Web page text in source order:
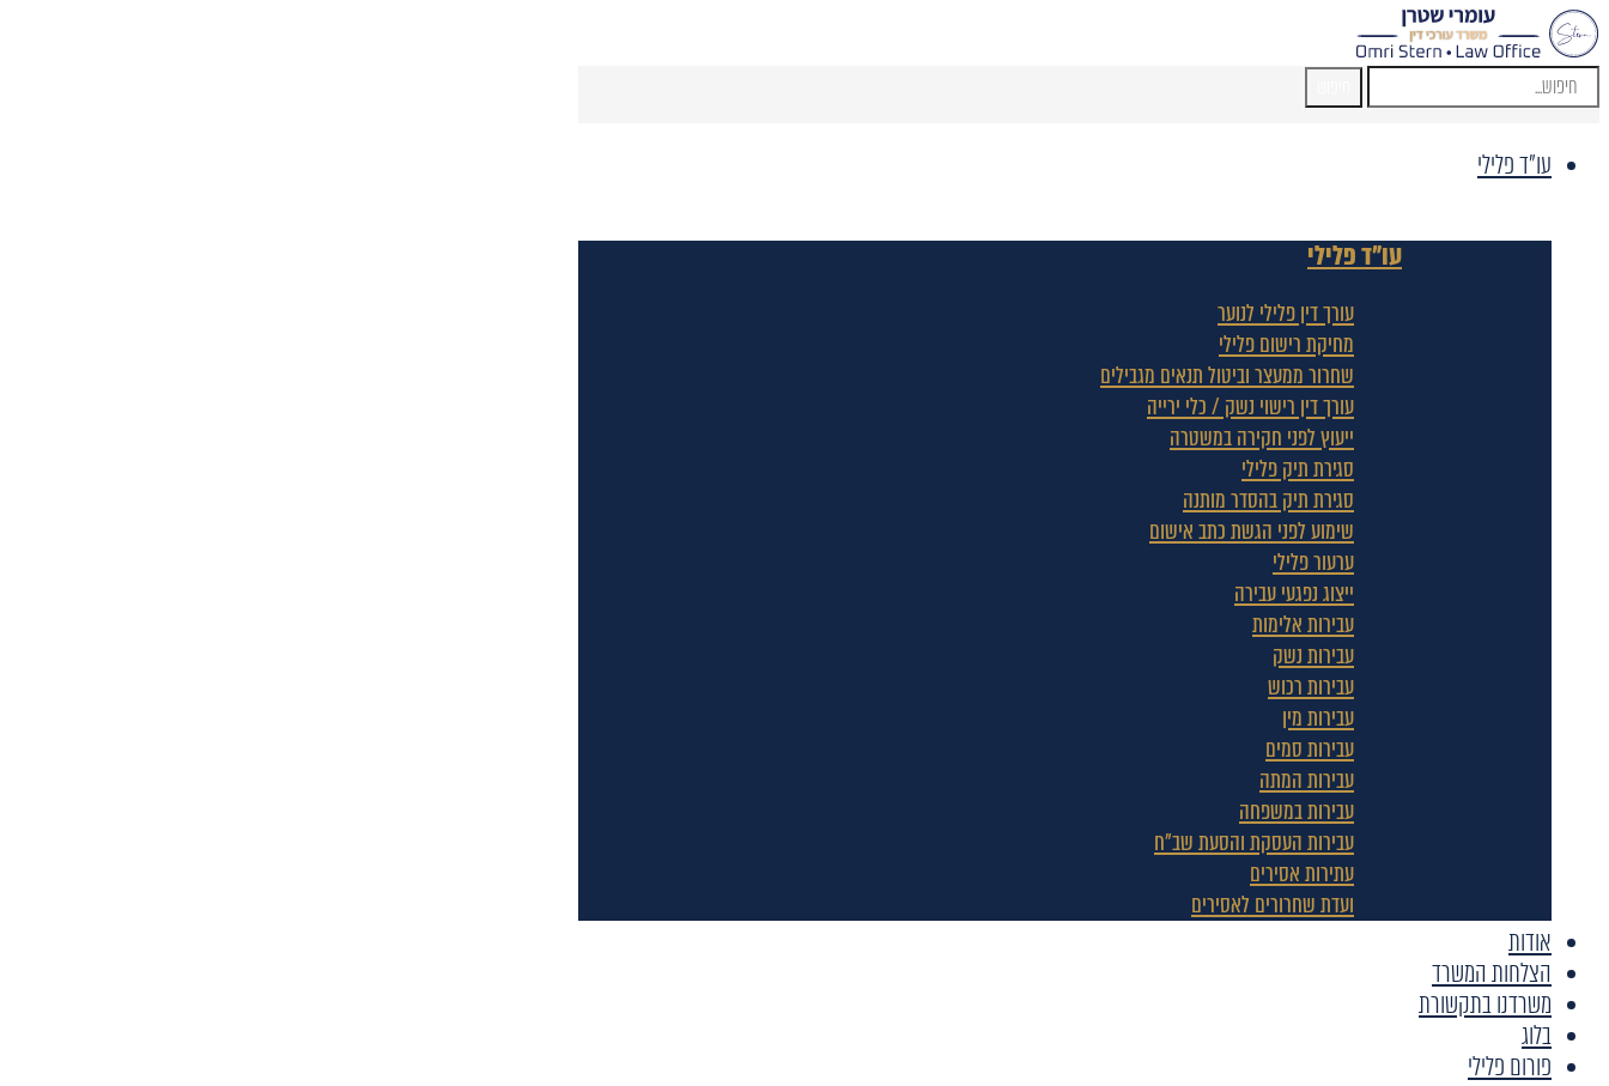
עו"ד פלילי
עו"ד פלילי
עורך דין פלילי לנוער
מחיקת רישום פלילי
שחרור ממעצר וביטול תנאים מגבילים
עורך דין רישוי נשק / כלי ירייה
ייעוץ לפני חקירה במשטרה
סגירת תיק פלילי
סגירת תיק בהסדר מותנה
שימוע לפני הגשת כתב אישום
ערעור פלילי
ייצוג נפגעי עבירה
עבירות אלימות
עבירות נשק
עבירות רכוש
עבירות מין
עבירות סמים
עבירות המתה
עבירות במשפחה
עבירות העסקת והסעת שב"ח
עתירות אסירים
ועדת שחרורים לאסירים
אודות
הצלחות המשרד
משרדנו בתקשורת
בלוג
פורום פלילי